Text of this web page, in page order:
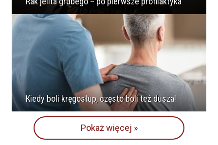
Kiedy boli kręgosłup, często boli też dusza!
Pokaż więcej »